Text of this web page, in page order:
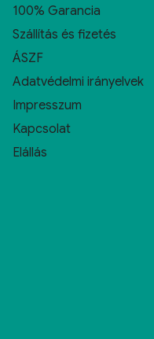
100% Garancia
Szállítás és fizetés
ÁSZF
Adatvédelmi irányelvek
Impresszum
Kapcsolat
Elállás